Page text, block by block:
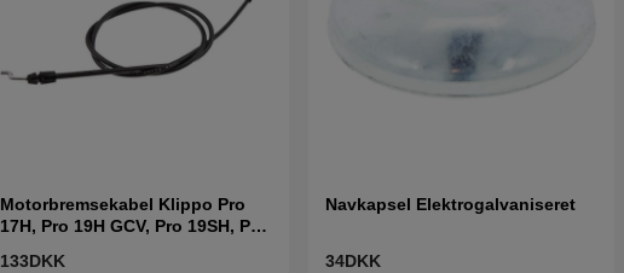
Motorbremsekabel Klippo Pro
17H, Pro 19H GCV, Pro 19SH, Pro
133DKK
Navkapsel Elektrogalvaniseret
34DKK